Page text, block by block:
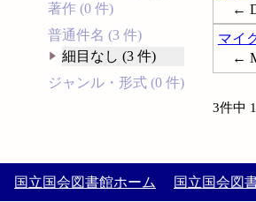
著作 (0 件)
普通件名 (3 件)
細目なし (3 件)
ジャンル・形式 (0 件)
←
マイ
←
3件中
国立国会図書館ホーム 国立国会図